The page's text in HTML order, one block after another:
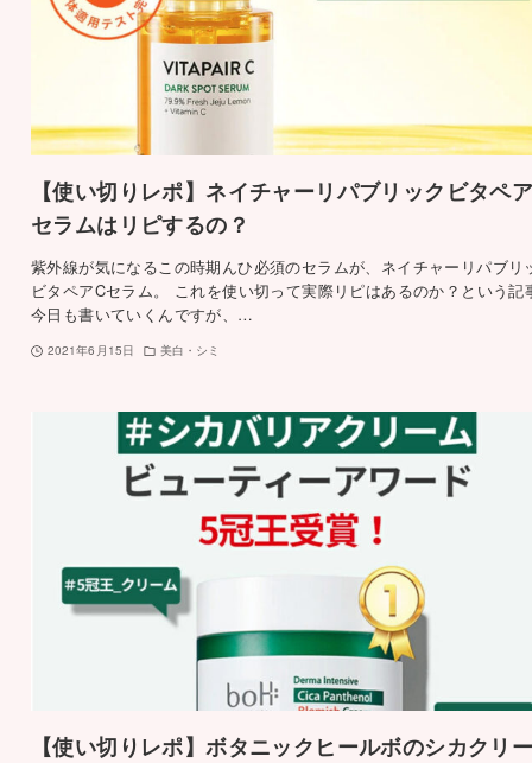
【使い切りレポ】ネイチャーリパブリックビタペ
セラムはリピするの？
紫外線が気になるこの時期んひ必須のセラムが、ネイチャーリパブリ
ビタペアCセラム。 これを使い切って実際リピはあるのか？という記
今日も書いていくんですが、…
2021年6月15日 美白・シミ
【使い切りレポ】ボタニックヒールボのシカクリ